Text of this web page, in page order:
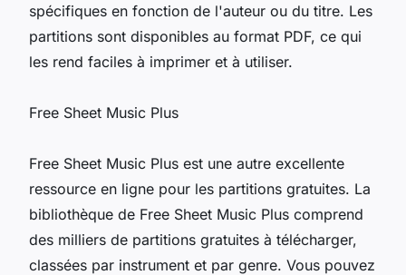
spécifiques en fonction de l'auteur ou du titre. Les
partitions sont disponibles au format PDF, ce qui
les rend faciles à imprimer et à utiliser.
Free Sheet Music Plus
Free Sheet Music Plus est une autre excellente
ressource en ligne pour les partitions gratuites. La
bibliothèque de Free Sheet Music Plus comprend
des milliers de partitions gratuites à télécharger,
classées par instrument et par genre. Vous pouvez